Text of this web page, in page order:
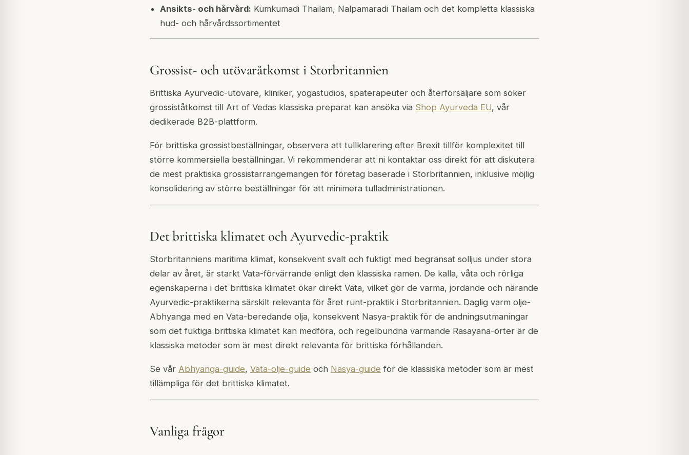
Ansikts- och hårvård: Kumkumadi Thailam, Nalpamaradi Thailam och det kompletta klassiska
hud- och hårvårdssortimentet
Grossist- och utövaråtkomst i Storbritannien
Brittiska Ayurvedic-utövare, kliniker, yogastudios, spaterapeuter och återförsäljare som söker
grossiståtkomst till Art of Vedas klassiska preparat kan ansöka via Shop Ayurveda EU, vår
dedikerade B2B-plattform.
För brittiska grossistbeställningar, observera att tullklarering efter Brexit tillför komplexitet till
större kommersiella beställningar. Vi rekommenderar att ni kontaktar oss direkt för att diskutera
de mest praktiska grossistarrangemangen för företag baserade i Storbritannien, inklusive möjlig
konsolidering av större beställningar för att minimera tulladministrationen.
Det brittiska klimatet och Ayurvedic-praktik
Storbritanniens maritima klimat, konsekvent svalt och fuktigt med begränsat solljus under stora
delar av året, är starkt Vata-förvärrande enligt den klassiska ramen. De kalla, våta och rörliga
egenskaperna i det brittiska klimatet ökar direkt Vata, vilket gör de varma, jordande och närande
Ayurvedic-praktikerna särskilt relevanta för året runt-praktik i Storbritannien. Daglig varm olje-
Abhyanga med en Vata-beredande olja, konsekvent Nasya-praktik för de andningsutmaningar
som det fuktiga brittiska klimatet kan medföra, och regelbundna värmande Rasayana-örter är de
klassiska metoder som är mest direkt relevanta för brittiska förhållanden.
Se vår Abhyanga-guide, Vata-olje-guide och Nasya-guide för de klassiska metoder som är mest
tillämpliga för det brittiska klimatet.
Vanliga frågor